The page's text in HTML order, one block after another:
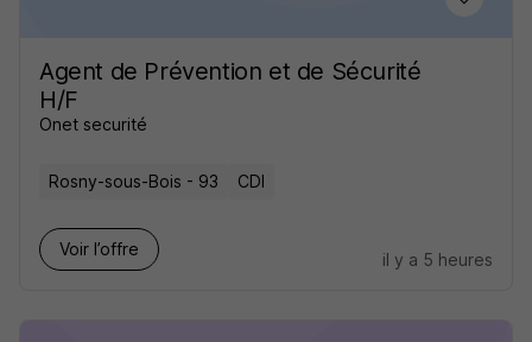
Agent de Prévention et de Sécurité
H/F
Onet securité
Rosny-sous-Bois - 93 CDI
Voir l’offre
il y a 5 heures